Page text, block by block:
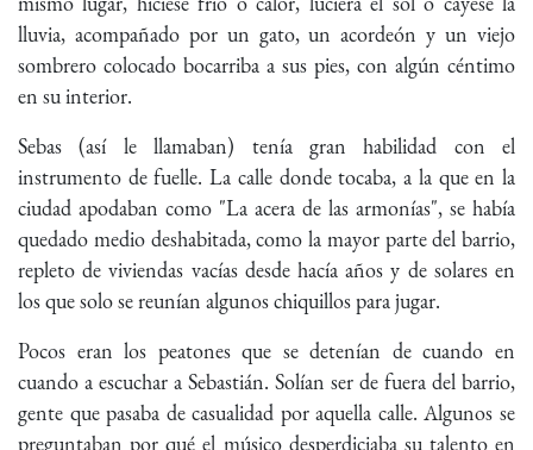
lluvia, acompañado por un gato, un acordeón y un viejo
sombrero colocado bocarriba a sus pies, con algún céntimo
en su interior.
Sebas (así le llamaban) tenía gran habilidad con el
instrumento de fuelle. La calle donde tocaba, a la que en la
ciudad apodaban como "La acera de las armonías", se había
quedado medio deshabitada, como la mayor parte del barrio,
repleto de viviendas vacías desde hacía años y de solares en
los que solo se reunían algunos chiquillos para jugar.
Pocos eran los peatones que se detenían de cuando en
cuando a escuchar a Sebastián. Solían ser de fuera del barrio,
gente que pasaba de casualidad por aquella calle. Algunos se
preguntaban por qué el músico desperdiciaba su talento en